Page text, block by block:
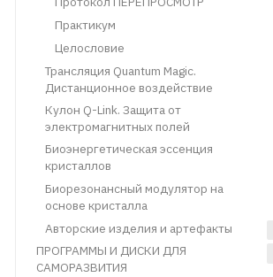
Практикум
Целословие
Трансляция Quantum Magic.
Дистанционное воздействие
Кулон Q-Link. Защита от
электромагнитных полей
Биоэнергетическая эссенция
кристаллов
Биорезонансный модулятор на
основе кристалла
Авторские изделия и артефакты
ПРОГРАММЫ И ДИСКИ ДЛЯ
САМОРАЗВИТИЯ